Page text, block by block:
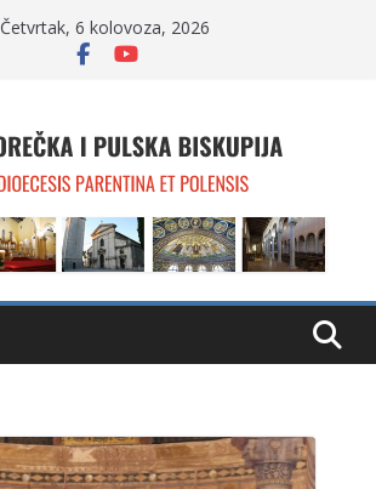
Četvrtak, 6 kolovoza, 2026